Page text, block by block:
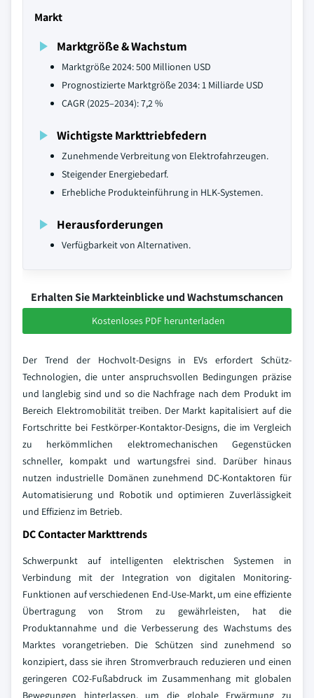
Markt
Marktgröße & Wachstum
Marktgröße 2024: 500 Millionen USD
Prognostizierte Marktgröße 2034: 1 Milliarde USD
CAGR (2025–2034): 7,2 %
Wichtigste Markttriebfedern
Zunehmende Verbreitung von Elektrofahrzeugen.
Steigender Energiebedarf.
Erhebliche Produkteinführung in HLK-Systemen.
Herausforderungen
Verfügbarkeit von Alternativen.
Erhalten Sie Markteinblicke und Wachstumschancen
Kostenloses PDF herunterladen
Der Trend der Hochvolt-Designs in EVs erfordert Schütz-
Technologien, die unter anspruchsvollen Bedingungen präzise
und langlebig sind und so die Nachfrage nach dem Produkt im
Bereich Elektromobilität treiben. Der Markt kapitalisiert auf die
Fortschritte bei Festkörper-Kontaktor-Designs, die im Vergleich
zu herkömmlichen elektromechanischen Gegenstücken
schneller, kompakt und wartungsfrei sind. Darüber hinaus
nutzen industrielle Domänen zunehmend DC-Kontaktoren für
Automatisierung und Robotik und optimieren Zuverlässigkeit
und Effizienz im Betrieb.
DC Contacter Markttrends
Schwerpunkt auf intelligenten elektrischen Systemen in
Verbindung mit der Integration von digitalen Monitoring-
Funktionen auf verschiedenen End-Use-Markt, um eine effiziente
Übertragung von Strom zu gewährleisten, hat die
Produktannahme und die Verbesserung des Wachstums des
Marktes vorangetrieben. Die Schützen sind zunehmend so
konzipiert, dass sie ihren Stromverbrauch reduzieren und einen
geringeren CO2-Fußabdruck im Zusammenhang mit globalen
Bewegungen hinterlassen, um die globale Erwärmung zu